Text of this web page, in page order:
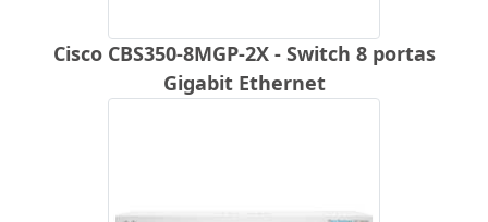
Cisco CBS350-8MGP-2X - Switch 8 portas
Gigabit Ethernet